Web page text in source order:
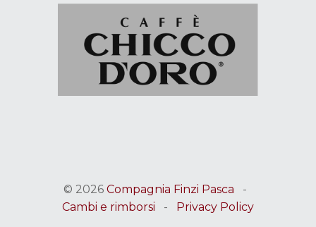
© 2026 Compagnia Finzi Pasca -
Cambi e rimborsi - Privacy Policy